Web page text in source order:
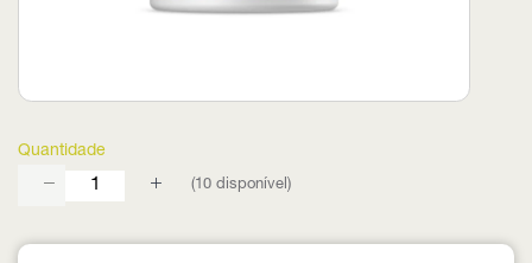
Quantidade
(10 disponível)